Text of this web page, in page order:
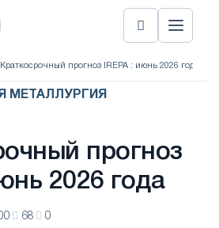
прогноз IREPA : июнь 2026 года
МЕТАЛЛУРГИЯ
прогноз
2026 года
68 0